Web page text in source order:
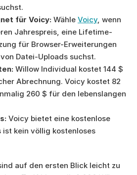
für Voicy: Wähle Voicy, wenn
Jahrespreis, eine Lifetime-
für Browser-Erweiterungen
Datei-Uploads suchst.
Willow Individual kostet 144 $
Abrechnung. Voicy kostet 82
260 $ für den lebenslangen
Voicy bietet eine kostenlose
ist kein völlig kostenloses
auf den ersten Blick leicht zu